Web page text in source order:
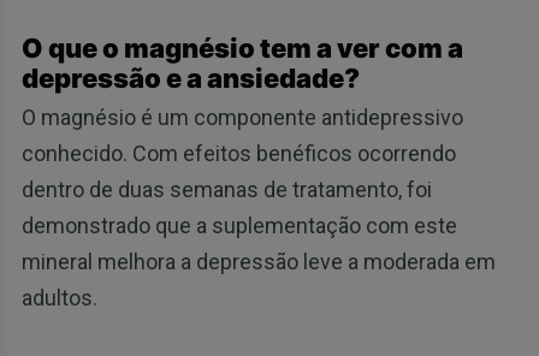
O que o magnésio tem a ver com a
depressão e a ansiedade?
O magnésio é um componente antidepressivo
conhecido. Com efeitos benéficos ocorrendo
dentro de duas semanas de tratamento, foi
demonstrado que a suplementação com este
mineral melhora a depressão leve a moderada em
adultos.